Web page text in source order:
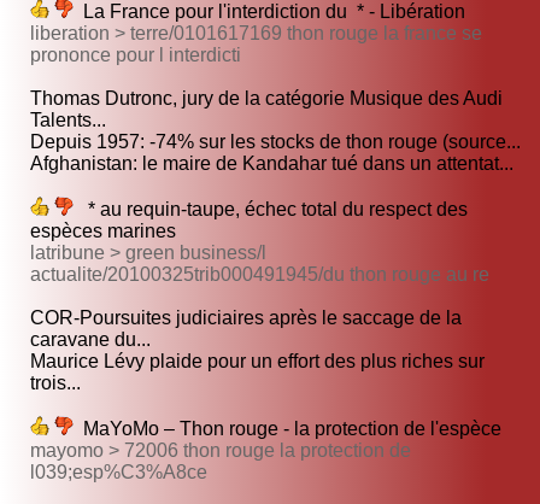
La France pour l'interdiction du * - Libération
liberation > terre/0101617169 thon rouge la france se
prononce pour l interdicti
Thomas Dutronc, jury de la catégorie Musique des Audi
Talents...
Depuis 1957: -74% sur les stocks de thon rouge (source...
Afghanistan: le maire de Kandahar tué dans un attentat...
* au requin-taupe, échec total du respect des
espèces marines
latribune > green business/l
actualite/20100325trib000491945/du thon rouge au re
COR-Poursuites judiciaires après le saccage de la
caravane du...
Maurice Lévy plaide pour un effort des plus riches sur
trois...
MaYoMo – Thon rouge - la protection de l'espèce
mayomo > 72006 thon rouge la protection de
l039;esp%C3%A8ce